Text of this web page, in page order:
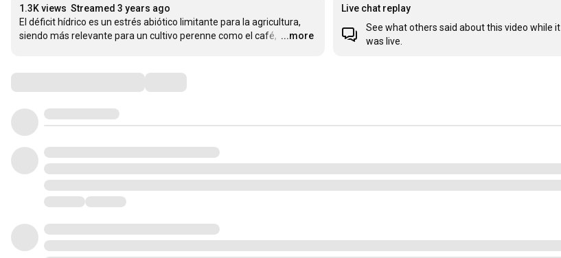
1.3K views Streamed 3 years ago
El déficit hídrico es un estrés abiótico limitante para la agricultura,
siendo más relevante para un cultivo perenne como el café, …
...more
Live chat replay
See what others said about this video while it
was live.